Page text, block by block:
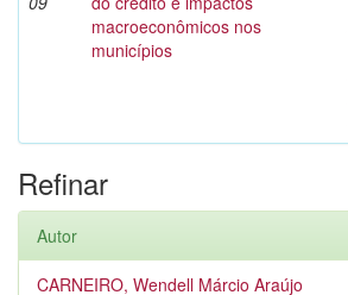
macroeconômicos nos
municípios
Refinar
Autor
CARNEIRO, Wendell Márcio Araújo